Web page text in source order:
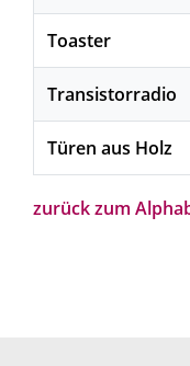
Toaster
Transistorradio
Türen aus Holz
zurück zum